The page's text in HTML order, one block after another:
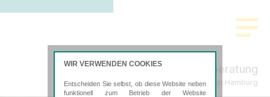
Unternehmensberatung
in Hamburg
WIR VERWENDEN COOKIES
Entscheiden Sie selbst, ob diese Website neben
funktionell zum Betrieb der Website